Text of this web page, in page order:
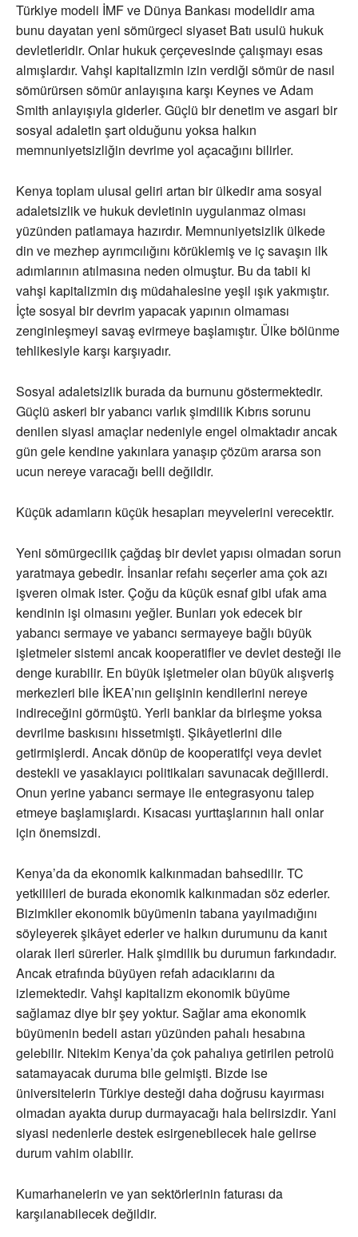
Türkiye modeli İMF ve Dünya Bankası modelidir ama
bunu dayatan yeni sömürgeci siyaset Batı usulü hukuk
devletleridir. Onlar hukuk çerçevesinde çalışmayı esas
almışlardır. Vahşi kapitalizmin izin verdiği sömür de nasıl
sömürürsen sömür anlayışına karşı Keynes ve Adam
Smith anlayışıyla giderler. Güçlü bir denetim ve asgari bir
sosyal adaletin şart olduğunu yoksa halkın
memnuniyetsizliğin devrime yol açacağını bilirler.
Kenya toplam ulusal geliri artan bir ülkedir ama sosyal
adaletsizlik ve hukuk devletinin uygulanmaz olması
yüzünden patlamaya hazırdır. Memnuniyetsizlik ülkede
din ve mezhep ayrımcılığını körüklemiş ve iç savaşın ilk
adımlarının atılmasına neden olmuştur. Bu da tabii ki
vahşi kapitalizmin dış müdahalesine yeşil ışık yakmıştır.
İçte sosyal bir devrim yapacak yapının olmaması
zenginleşmeyi savaş evirmeye başlamıştır. Ülke bölünme
tehlikesiyle karşı karşıyadır.
Sosyal adaletsizlik burada da burnunu göstermektedir.
Güçlü askeri bir yabancı varlık şimdilik Kıbrıs sorunu
denilen siyasi amaçlar nedeniyle engel olmaktadır ancak
gün gele kendine yakınlara yanaşıp çözüm ararsa son
ucun nereye varacağı belli değildir.
Küçük adamların küçük hesapları meyvelerini verecektir.
Yeni sömürgecilik çağdaş bir devlet yapısı olmadan sorun
yaratmaya gebedir. İnsanlar refahı seçerler ama çok azı
işveren olmak ister. Çoğu da küçük esnaf gibi ufak ama
kendinin işi olmasını yeğler. Bunları yok edecek bir
yabancı sermaye ve yabancı sermayeye bağlı büyük
işletmeler sistemi ancak kooperatifler ve devlet desteği ile
denge kurabilir. En büyük işletmeler olan büyük alışveriş
merkezleri bile İKEA’nın gelişinin kendilerini nereye
indireceğini görmüştü. Yerli banklar da birleşme yoksa
devrilme baskısını hissetmişti. Şikâyetlerini dile
getirmişlerdi. Ancak dönüp de kooperatifçi veya devlet
destekli ve yasaklayıcı politikaları savunacak değillerdi.
Onun yerine yabancı sermaye ile entegrasyonu talep
etmeye başlamışlardı. Kısacası yurttaşlarının hali onlar
için önemsizdi.
Kenya’da da ekonomik kalkınmadan bahsedilir. TC
yetkilileri de burada ekonomik kalkınmadan söz ederler.
Bizimkiler ekonomik büyümenin tabana yayılmadığını
söyleyerek şikâyet ederler ve halkın durumunu da kanıt
olarak ileri sürerler. Halk şimdilik bu durumun farkındadır.
Ancak etrafında büyüyen refah adacıklarını da
izlemektedir. Vahşi kapitalizm ekonomik büyüme
sağlamaz diye bir şey yoktur. Sağlar ama ekonomik
büyümenin bedeli astarı yüzünden pahalı hesabına
gelebilir. Nitekim Kenya’da çok pahalıya getirilen petrolü
satamayacak duruma bile gelmişti. Bizde ise
üniversitelerin Türkiye desteği daha doğrusu kayırması
olmadan ayakta durup durmayacağı hala belirsizdir. Yani
siyasi nedenlerle destek esirgenebilecek hale gelirse
durum vahim olabilir.
Kumarhanelerin ve yan sektörlerinin faturası da
karşılanabilecek değildir.